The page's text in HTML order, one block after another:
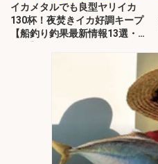
イカメタルでも良型ヤリイカ
130杯！夜焚きイカ好調キープ
【船釣り釣果最新情報13選・玄